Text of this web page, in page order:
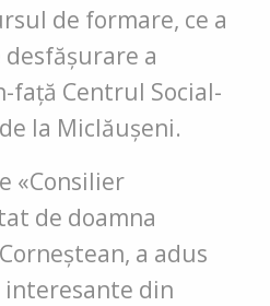
de formare, ce a
a
Centrul Social-
la Miclăușeni.
«Consilier
de doamna
a adus
din